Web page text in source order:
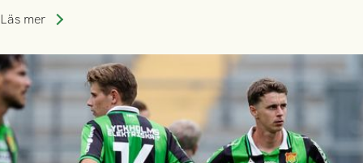
som står på reservlista eller fått förhinder.
Läs mer